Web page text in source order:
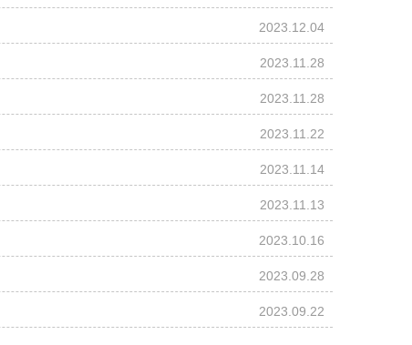
2023.12.04
2023.11.28
2023.11.28
2023.11.22
2023.11.14
2023.11.13
2023.10.16
2023.09.28
2023.09.22